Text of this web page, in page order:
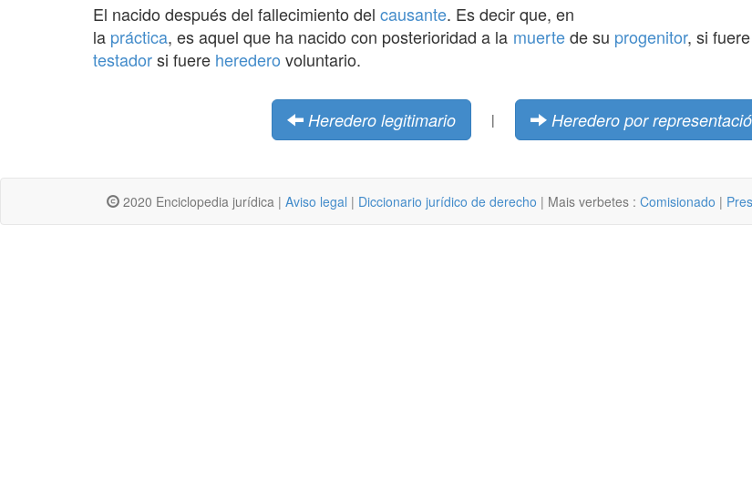
El nacido después del fallecimiento del causante. Es decir que, en
la práctica, es aquel que ha nacido con posterioridad a la muertede su progenitor, si fuere
testadorsi fuere heredero voluntario.
Heredero legitimario | Heredero por
2020 Enciclopedia jurídica | Aviso legal | Diccionario jurídico de derecho | Mais verbetes : Comisionado |